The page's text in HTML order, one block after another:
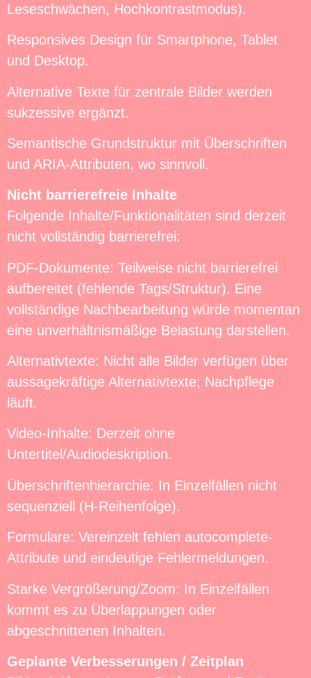
Leseschwächen, Hochkontrastmodus).
Responsives Design für Smartphone, Tablet
und Desktop.
Alternative Texte für zentrale Bilder werden
sukzessive ergänzt.
Semantische Grundstruktur mit Überschriften
und ARIA-Attributen, wo sinnvoll.
Nicht barrierefreie Inhalte
Folgende Inhalte/Funktionalitäten sind derzeit
nicht vollständig barrierefrei:
PDF-Dokumente: Teilweise nicht barrierefrei
aufbereitet (fehlende Tags/Struktur). Eine
vollständige Nachbearbeitung würde momentan
eine unverhältnismäßige Belastung darstellen.
Alternativtexte: Nicht alle Bilder verfügen über
aussagekräftige Alternativtexte; Nachpflege
läuft.
Video-Inhalte: Derzeit ohne
Untertitel/Audiodeskription.
Überschriftenhierarchie: In Einzelfällen nicht
sequenziell (H-Reihenfolge).
Formulare: Vereinzelt fehlen autocomplete-
Attribute und eindeutige Fehlermeldungen.
Starke Vergrößerung/Zoom: In Einzelfällen
kommt es zu Überlappungen oder
abgeschnittenen Inhalten.
Geplante Verbesserungen / Zeitplan